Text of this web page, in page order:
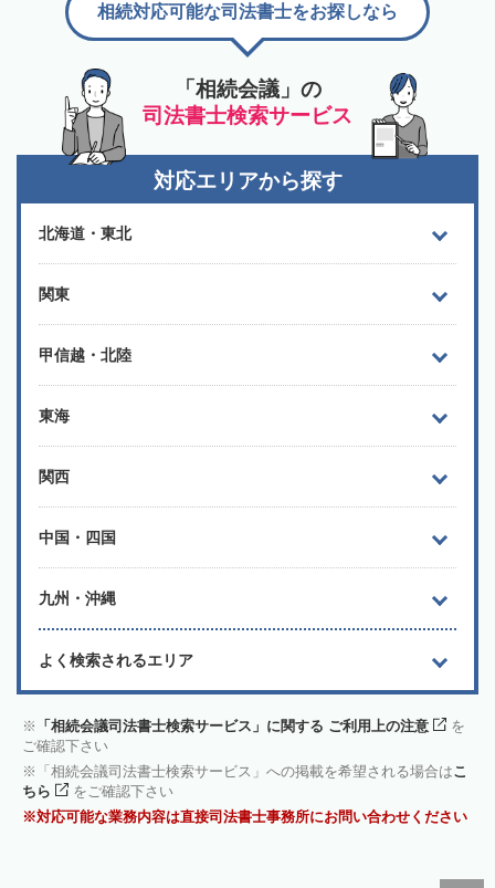
「相続会議」の
司法書士検索サービス
相続対応可能な司法書士をお探しなら
対応エリアから探す
北海道・東北
関東
甲信越・北陸
東海
関西
中国・四国
九州・沖縄
よく検索されるエリア
「相続会議司法書士検索サービス」に関する ご利用上の注意
を
ご確認下さい
「相続会議司法書士検索サービス」への掲載を希望される場合はこ
ちら
をご確認下さい
対応可能な業務内容は直接司法書士事務所にお問い合わせください